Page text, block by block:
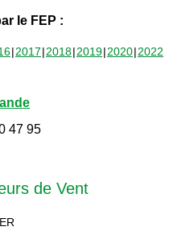
le FEP :
2017 2018 2019 2020 2022
47 95
de Vent